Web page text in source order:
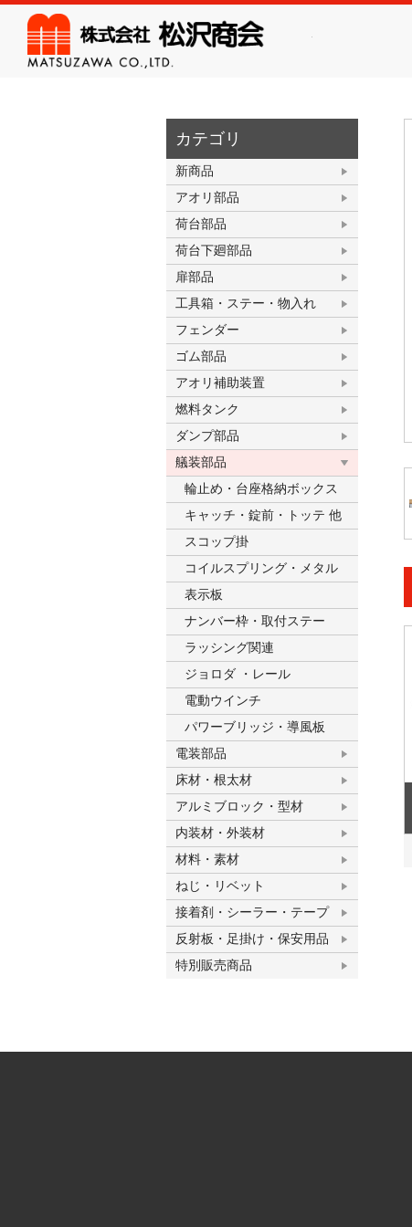
カテゴリ
新商品
アオリ部品
荷台部品
荷台下廻部品
扉部品
工具箱・ステー・物入れ
フェンダー
ゴム部品
アオリ補助装置
燃料タンク
ダンプ部品
艤装部品
輪止め・台座格納ボックス
キャッチ・錠前・トッテ 他
スコップ掛
コイルスプリング・メタル
表示板
ナンバー枠・取付ステー
ラッシング関連
ジョロダ ・レール
電動ウインチ
パワーブリッジ・導風板
電装部品
床材・根太材
アルミブロック・型材
内装材・外装材
材料・素材
ねじ・リベット
接着剤・シーラー・テープ
反射板・足掛け・保安用品
特別販売商品